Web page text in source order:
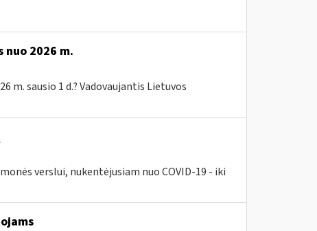
2026 m.
sausio 1 d.? Vadovaujantis Lietuvos
verslui, nukentėjusiam nuo COVID-19 - iki